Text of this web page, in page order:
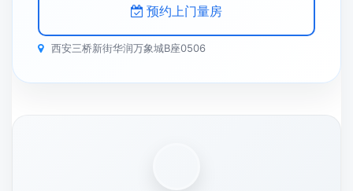
预约上门量房
西安三桥新街华润万象城B座0506